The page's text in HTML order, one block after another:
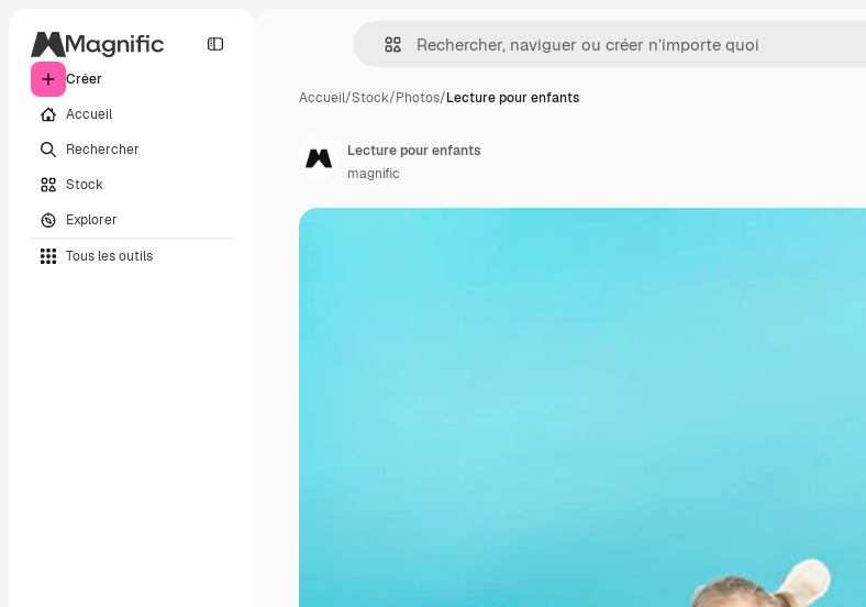
Créer
Accueil
Rechercher
Stock
Explorer
Tous les outils
Accueil/Stock/Photos/Lecture pour enfants
Lecture pour enfants
magnific